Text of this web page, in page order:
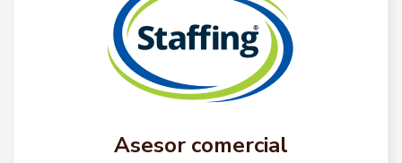
Asesor comercial